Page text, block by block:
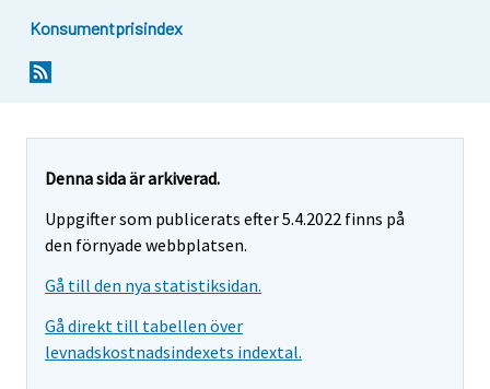
Konsumentprisindex
Denna sida är arkiverad.
Uppgifter som publicerats efter 5.4.2022 finns på
den förnyade webbplatsen.
Gå till den nya statistiksidan.
Gå direkt till tabellen över
levnadskostnadsindexets indextal.